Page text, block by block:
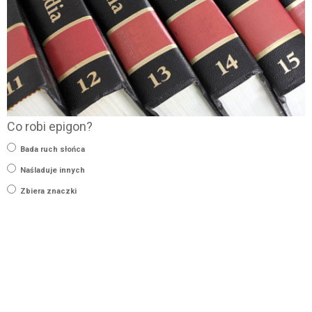
Co robi epigon?
Bada ruch słońca
Naśladuje innych
Zbiera znaczki